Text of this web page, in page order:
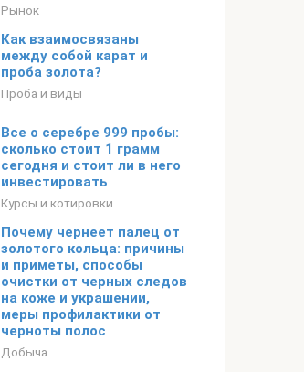
Рынок
Как взаимосвязаны
между собой карат и
проба золота?
Проба и виды
Все о серебре 999 пробы:
сколько стоит 1 грамм
сегодня и стоит ли в него
инвестировать
Курсы и котировки
Почему чернеет палец от
золотого кольца: причины
и приметы, способы
очистки от черных следов
на коже и украшении,
меры профилактики от
черноты полос
Добыча